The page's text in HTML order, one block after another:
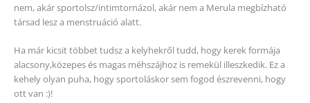
nem, akár sportolsz/intimtornázol, akár nem a Merula megbízható
társad lesz a menstruáció alatt.
Ha már kicsit többet tudsz a kelyhekről tudd, hogy kerek formája
alacsony,közepes és magas méhszájhoz is remekül illeszkedik. Ez a
kehely olyan puha, hogy sportoláskor sem fogod észrevenni, hogy
ott van :)!